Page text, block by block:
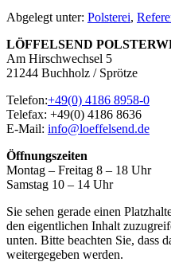
Abgelegt unter: Polsterei,
LÖFFELSEND
Am Hirschwechsel 5
21244 Buchholz / Sprötze
Telefon:+49(0) 4186 8958-0
Telefax: +49(0) 4186 8636
E-Mail: info@loeffelsend.de
Öffnungszeiten
Montag – Freitag 8 – 18 Uhr
Samstag 10 – 14 Uhr
Sie sehen gerade einen
den eigentlichen Inhalt
unten. Bitte beachten Sie, dass
weitergegeben werden.